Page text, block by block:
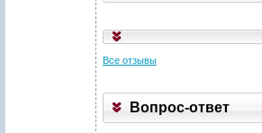
Все отзывы
Вопрос-ответ